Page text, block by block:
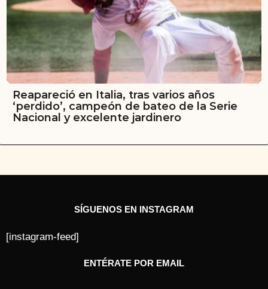
Reapareció en Italia, tras varios años
‘perdido’, campeón de bateo de la Serie
Nacional y excelente jardinero
SÍGUENOS EN INSTAGRAM
[instagram-feed]
ENTÉRATE POR EMAIL